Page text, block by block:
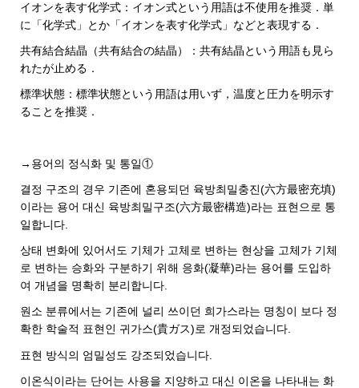
イオンを表す化学式：イオン式という用語は不使用を推奨．単
に「化学式」とか「イオンを表す化学式」などと表現する．
共有結合結晶（共有結合の結晶）：共有結晶という用語も見ら
れたが止める．
標準状態：標準状態という用語は用いず，温度と圧力を明示す
ることを推奨．
→용어의 정식화 및 통일①
결정 구조의 경우 기존에 혼용되던 육방최밀충진(六方最密充填)
이라는 용어 대신 육방최밀구조(六方最密構造)라는 표현으로 통
일합니다.
상태 변화에 있어서도 기체가 고체로 변하는 현상을 고체가 기체
로 변하는 승화와 구분하기 위해 응화(凝華)라는 용어를 도입하
여 개념을 명확히 분리합니다.
원소 분류에서는 기존에 널리 쓰이던 희가스라는 명칭이 보다 정
확한 학술적 표현인 귀가스(貴ガス)로 개정되었습니다.
표현 방식의 엄밀성도 강조되었습니다.
이온식이라는 단어는 사용을 지양하고 대신 이온을 나타내는 화